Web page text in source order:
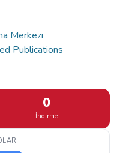
Merkezi
Publications
0
İndirme